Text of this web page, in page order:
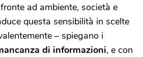
ad ambiente, società e
questa sensibilità in scelte
– spiegano i
di informazioni, e con